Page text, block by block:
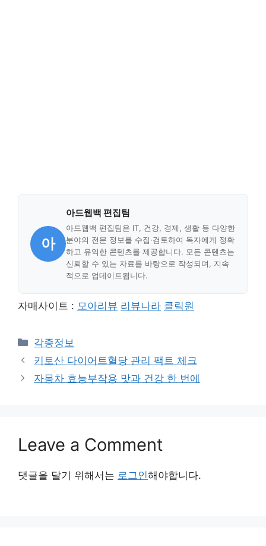
아
아드웹백 편집팀
아드웹백 편집팀은 IT, 건강, 경제, 생활 등 다양한
분야의 전문 정보를 수집·검토하여 독자에게 정확
하고 유익한 콘텐츠를 제공합니다. 모든 콘텐츠는
신뢰할 수 있는 자료를 바탕으로 작성되며, 지속
적으로 업데이트됩니다.
자매사이트 : 모아리뷰 리뷰나라 클릭원
Categories
각종정보
키토산 다이어트혈당 관리 팩트 체크
자몽차 효능부작용 맛과 건강 한 번에
Leave a Comment
댓글을 달기 위해서는 로그인해야합니다.